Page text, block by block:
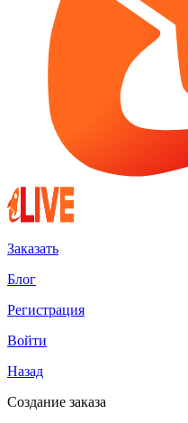
Заказать
Блог
Регистрация
Войти
Назад
Создание заказа